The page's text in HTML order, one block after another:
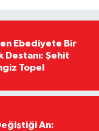
Ebediyete Bir
Destanı: Şehit
Topel
An: